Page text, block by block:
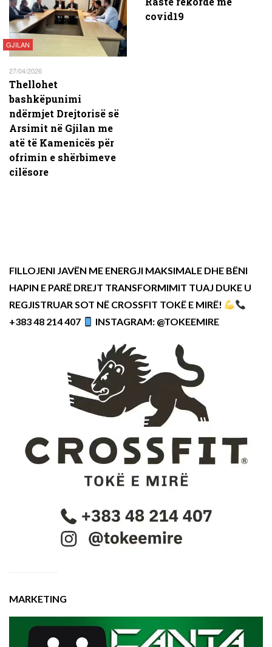
GJILAN
27/04/2026
Thellohet
bashkëpunimi
ndërmjet Drejtorisë së
Arsimit në Gjilan me
atë të Kamenicës për
ofrimin e shërbimeve
cilësore
covid19
FILLOJENI JAVËN ME ENERGJI MAKSIMALE DHE BËNI
HAPIN E PARË DREJT TRANSFORMIMIT TUAJ DUKE U
REGJISTRUAR SOT NË CROSSFIT TOKË E MIRË!
+383 48 214 407
INSTAGRAM: @TOKEEMIRE
MARKETING